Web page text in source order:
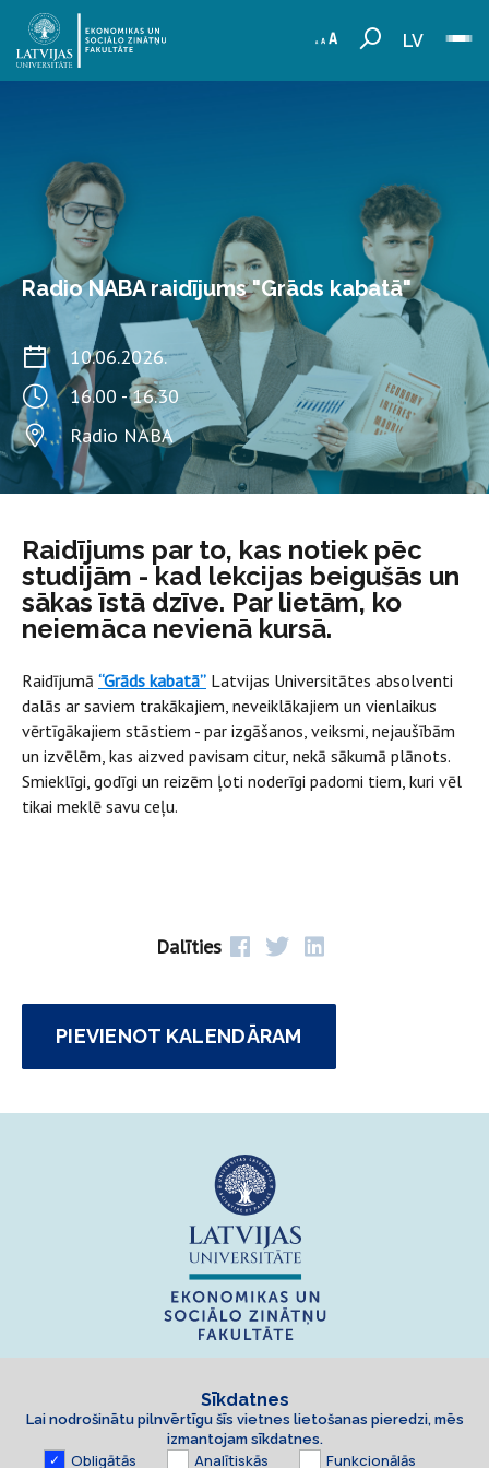
LV
Radio NABA raidījums "Grāds kabatā"
10.06.2026.
16.00 - 16.30
Radio NABA
Raidījums par to, kas notiek pēc
studijām - kad lekcijas beigušās un
sākas īstā dzīve. Par lietām, ko
neiemāca nevienā kursā.
Raidījumā “Grāds kabatā” Latvijas Universitātes absolventi
dalās ar saviem trakākajiem, neveiklākajiem un vienlaikus
vērtīgākajiem stāstiem - par izgāšanos, veiksmi, nejaušībām
un izvēlēm, kas aizved pavisam citur, nekā sākumā plānots.
Smieklīgi, godīgi un reizēm ļoti noderīgi padomi tiem, kuri vēl
tikai meklē savu ceļu.
Dalīties
PIEVIENOT KALENDĀRAM
Sīkdatnes
Lai nodrošinātu pilnvērtīgu šīs vietnes lietošanas pieredzi, mēs
izmantojam sīkdatnes.
Obligātās Analītiskās Funkcionālās